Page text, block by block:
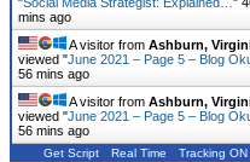
mins ago
A visitor from Ashburn,
viewed "June 2021 – Page 5 – Blog
56 mins ago
A visitor from Ashburn,
viewed "June 2021 – Page 5 – Blog
56 mins ago
Get Script Real Time Tracking ON